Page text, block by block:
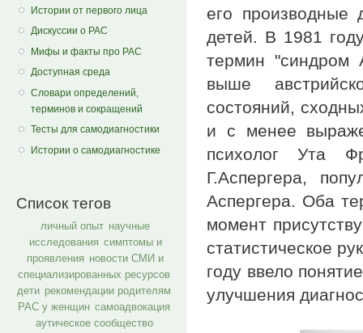
Истории от первого лица
Дискуссии о РАС
Мифы и факты про РАС
Доступная среда
Словари определений,
терминов и сокращений
Тесты для самодиагностики
Истории о самодиагностике
Список тегов
личный опыт научные
исследования симптомы и
проявления новости СМИ и
специализированных ресурсов
дети рекомендации родителям
РАС у женщин самоадвокация
аутическое сообщество
его производные
детей. В 1981
термин "синдром
выше
состояний,
и c менее
психолог Ута
Г.Аспергера,
Аспергера. Оба
момент
статистическое
году ввело
улучшения